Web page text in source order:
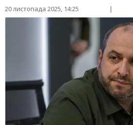
20 листопада 2025, 14:25 |